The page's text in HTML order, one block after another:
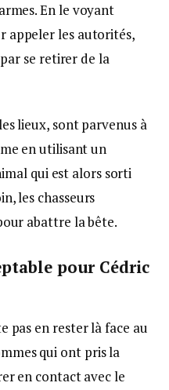
En le voyant
appeler les autorités,
se retirer de la
lieux, sont parvenus à
en utilisant un
qui est alors sorti
les chasseurs
abattre la bête.
pour Cédric
pas en rester là face au
qui ont pris la
en contact avec le